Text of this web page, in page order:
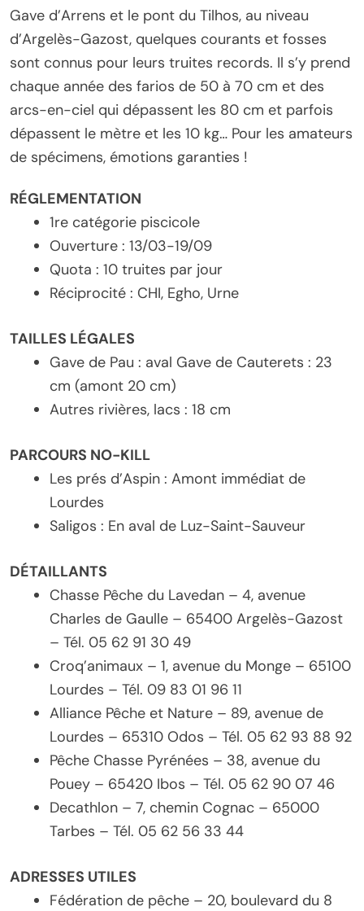
Gave d’Arrens et le pont du Tilhos, au niveau
d’Argelès-Gazost, quelques courants et fosses
sont connus pour leurs truites records. Il s’y prend
chaque année des farios de 50 à 70 cm et des
arcs-en-ciel qui dépassent les 80 cm et parfois
dépassent le mètre et les 10 kg… Pour les amateurs
de spécimens, émotions garanties !
RÉGLEMENTATION
1re catégorie piscicole
Ouverture : 13/03-19/09
Quota : 10 truites par jour
Réciprocité : CHI, Egho, Urne
TAILLES LÉGALES
Gave de Pau : aval Gave de Cauterets : 23
cm (amont 20 cm)
Autres rivières, lacs : 18 cm
PARCOURS NO-KILL
Les prés d’Aspin : Amont immédiat de
Lourdes
Saligos : En aval de Luz-Saint-Sauveur
DÉTAILLANTS
Chasse Pêche du Lavedan – 4, avenue
Charles de Gaulle – 65400 Argelès-Gazost
– Tél. 05 62 91 30 49
Croq’animaux – 1, avenue du Monge – 65100
Lourdes – Tél. 09 83 01 96 11
Alliance Pêche et Nature – 89, avenue de
Lourdes – 65310 Odos – Tél. 05 62 93 88 92
Pêche Chasse Pyrénées – 38, avenue du
Pouey – 65420 Ibos – Tél. 05 62 90 07 46
Decathlon – 7, chemin Cognac – 65000
Tarbes – Tél. 05 62 56 33 44
ADRESSES UTILES
Fédération de pêche – 20, boulevard du 8